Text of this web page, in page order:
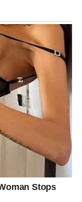
kao obnova
rane. U ovom
tepih ono što vas
razgovori mogu
dugo smetalo.